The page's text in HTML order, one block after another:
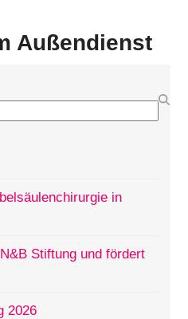
Außendienst
in
Stiftung und fördert
2026